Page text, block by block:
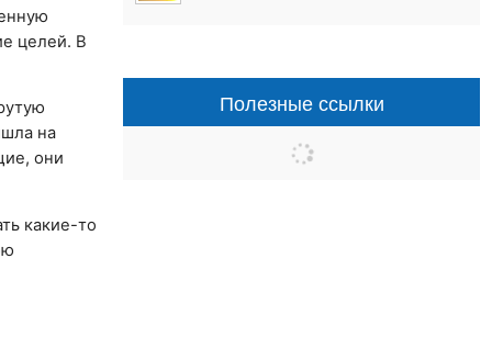
целей. В
на
они
какие-то
Полезные ссылки